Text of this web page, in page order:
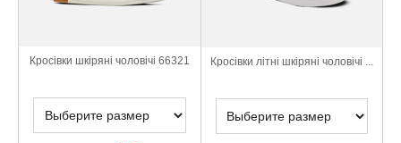
Кросівки шкіряні чоловічі 66321 Кросівки літні шкіряні чоловічі ...